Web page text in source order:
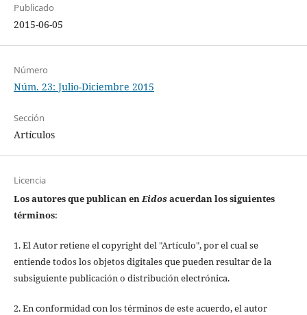
Publicado
2015-06-05
Número
Núm. 23: Julio-Diciembre 2015
Sección
Artículos
Licencia
Los autores que publican enEidosacuerdan los siguientes
términos:
1. El Autor retiene el copyright del "Artículo", por el cual se
entiende todos los objetos digitales que pueden resultar de la
subsiguiente publicación o distribución electrónica.
2. En conformidad con los términos de este acuerdo, el autor